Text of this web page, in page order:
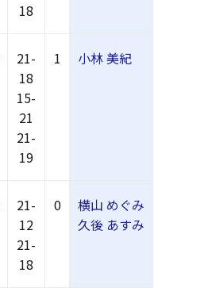
18
21-
18
15-
21
21-
19
1 小林 美紀
21-
12
21-
18
0
横山 めぐみ
久後 あすみ